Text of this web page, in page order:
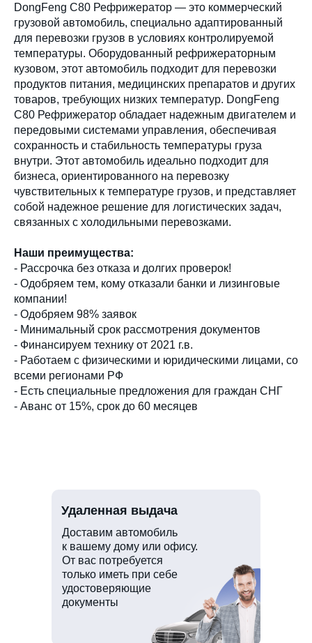
DongFeng C80 Рефрижератор — это коммерческий
грузовой автомобиль, специально адаптированный
для перевозки грузов в условиях контролируемой
температуры. Оборудованный рефрижераторным
кузовом, этот автомобиль подходит для перевозки
продуктов питания, медицинских препаратов и других
товаров, требующих низких температур. DongFeng
C80 Рефрижератор обладает надежным двигателем и
передовыми системами управления, обеспечивая
сохранность и стабильность температуры груза
внутри. Этот автомобиль идеально подходит для
бизнеса, ориентированного на перевозку
чувствительных к температуре грузов, и представляет
собой надежное решение для логистических задач,
связанных с холодильными перевозками.
Наши преимущества:
- Рассрочка без отказа и долгих проверок!
- Одобряем тем, кому отказали банки и лизинговые
компании!
- Одобряем 98% заявок
- Минимальный срок рассмотрения документов
- Финансируем технику от 2021 г.в.
- Работаем с физическими и юридическими лицами, со
всеми регионами РФ
- Есть специальные предложения для граждан СНГ
- Аванс от 15%, срок до 60 месяцев
Доставим автомобиль
к вашему дому или офису.
От вас потребуется
только иметь при себе
удостоверяющие
документы
Удаленная выдача